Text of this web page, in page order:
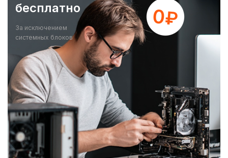
бесплатно
За исключением
системных блоков